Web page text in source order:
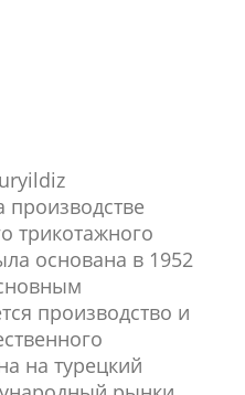
производстве
трикотажного
основана в 1952
производство и
на турецкий